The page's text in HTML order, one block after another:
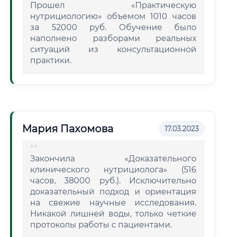
Прошел «Практическую
нутрициологию» объемом 1010 часов
за 52000 руб. Обучение было
наполнено разборами реальных
ситуаций из консультационной
практики.
Мария Пахомова 17.03.2023
Закончила «Доказательного
клинического нутрициолога» (516
часов, 38000 руб.). Исключительно
доказательный подход и ориентация
на свежие научные исследования.
Никакой лишней воды, только четкие
протоколы работы с пациентами.